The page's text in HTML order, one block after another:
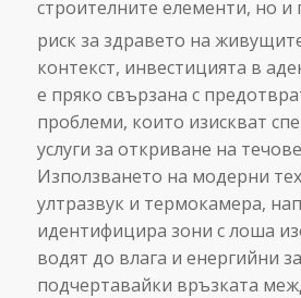
строителните елементи, но и
риск за здравето на
контекст, инвестицията в
е пряко свързана с
проблеми, които изискват
услуги за откриване на
Използването на модерни
ултразвук и термокамера,
идентифицира зони с лоша
водят до влага и енергийни
подчертавайки връзката